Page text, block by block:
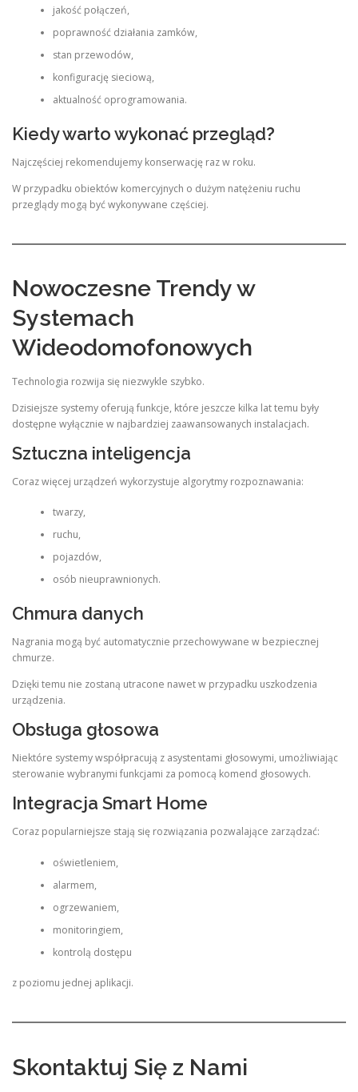
jakość połączeń,
poprawność działania zamków,
stan przewodów,
konfigurację sieciową,
aktualność oprogramowania.
Kiedy warto wykonać przegląd?
Najczęściej rekomendujemy konserwację raz w roku.
W przypadku obiektów komercyjnych o dużym natężeniu ruchu
przeglądy mogą być wykonywane częściej.
Nowoczesne Trendy w
Systemach
Wideodomofonowych
Technologia rozwija się niezwykle szybko.
Dzisiejsze systemy oferują funkcje, które jeszcze kilka lat temu były
dostępne wyłącznie w najbardziej zaawansowanych instalacjach.
Sztuczna inteligencja
Coraz więcej urządzeń wykorzystuje algorytmy rozpoznawania:
twarzy,
ruchu,
pojazdów,
osób nieuprawnionych.
Chmura danych
Nagrania mogą być automatycznie przechowywane w bezpiecznej
chmurze.
Dzięki temu nie zostaną utracone nawet w przypadku uszkodzenia
urządzenia.
Obsługa głosowa
Niektóre systemy współpracują z asystentami głosowymi, umożliwiając
sterowanie wybranymi funkcjami za pomocą komend głosowych.
Integracja Smart Home
Coraz popularniejsze stają się rozwiązania pozwalające zarządzać:
oświetleniem,
alarmem,
ogrzewaniem,
monitoringiem,
kontrolą dostępu
z poziomu jednej aplikacji.
Skontaktuj Się z Nami